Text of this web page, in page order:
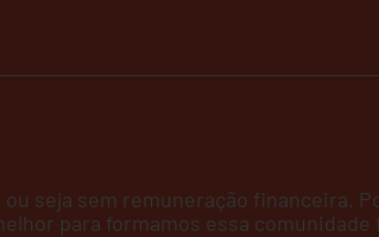
seja sem remuneração financeira.
para formamos essa